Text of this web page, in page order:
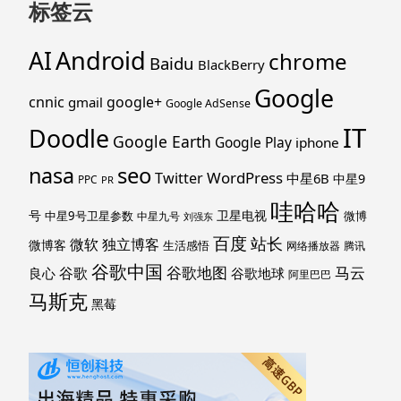
标签云
AIAndroid Baidu BlackBerry chrome
cnnic gmail google+ Google AdSense Google
Doodle Google Earth Google Play iphone IT
nasa PPC PR seoTwitterWordPress 中星6B 中星9
号 中星9号卫星参数 中星九号 刘强东 卫星电视 哇哈哈 微博
微博客 微软独立博客 生活感悟 百度 站长 网络播放器 腾讯
良心 谷歌 谷歌中国 谷歌地图 谷歌地球 阿里巴巴 马云
马斯克 黑莓